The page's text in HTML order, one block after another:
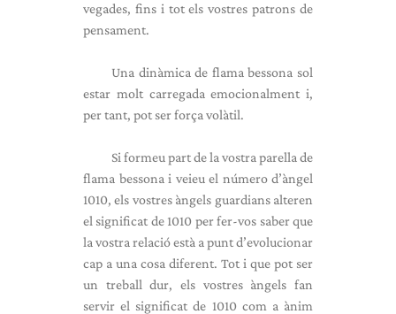
vegades, fins i tot els vostres patrons de
pensament.
Una dinàmica de flama bessona sol
estar molt carregada emocionalment i,
per tant, pot ser força volàtil.
Si formeu part de la vostra parella de
flama bessona i veieu el número d’àngel
1010, els vostres àngels guardians alteren
el significat de 1010 per fer-vos saber que
la vostra relació està a punt d’evolucionar
cap a una cosa diferent. Tot i que pot ser
un treball dur, els vostres àngels fan
servir el significat de 1010 com a ànim